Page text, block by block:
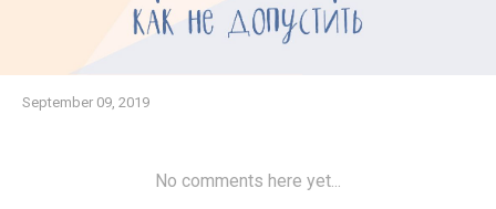
September 09, 2019
No comments here yet...